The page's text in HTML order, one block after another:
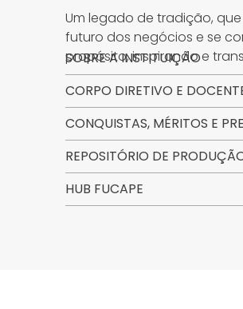
Um legado de tradição,
futuro dos negócios e se
propósito, inspirando e
SOBRE A INSTITUIÇÃO
CORPO DIRETIVO E
CONQUISTAS, MÉRITOS E
REPOSITÓRIO DE
HUB FUCAPE